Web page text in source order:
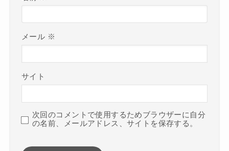
メール ※
サイト
次回のコメントで使用するためブラウザーに自分
の名前、メールアドレス、サイトを保存する。